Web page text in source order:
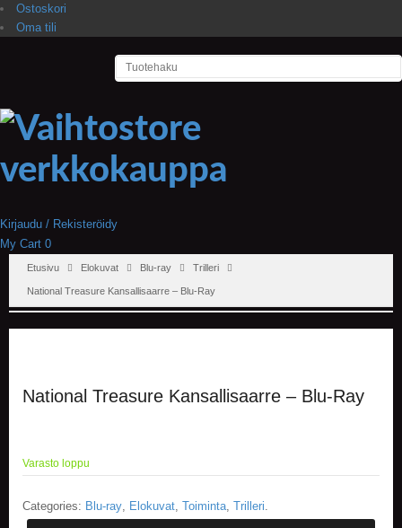
Ostoskori
Oma tili
Kirjaudu / Rekisteröidy
My Cart 0
Etusivu Elokuvat Blu-ray Trilleri
National Treasure Kansallisaarre – Blu-Ray
National Treasure Kansallisaarre – Blu-Ray
Varasto loppu
Categories: Blu-ray, Elokuvat, Toiminta, Trilleri.